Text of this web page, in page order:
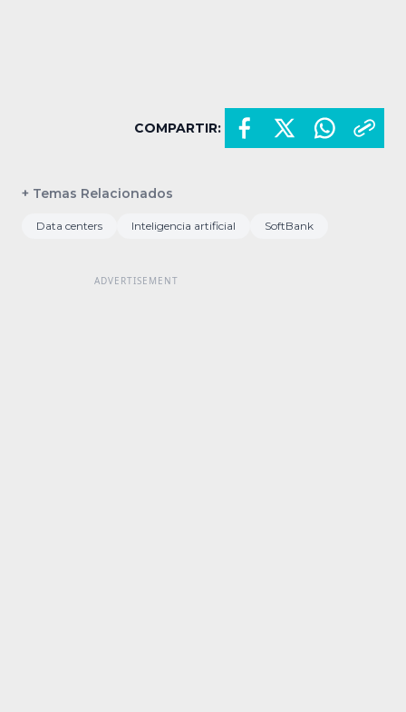
COMPARTIR:
+ Temas Relacionados
Data centers Inteligencia artificial SoftBank